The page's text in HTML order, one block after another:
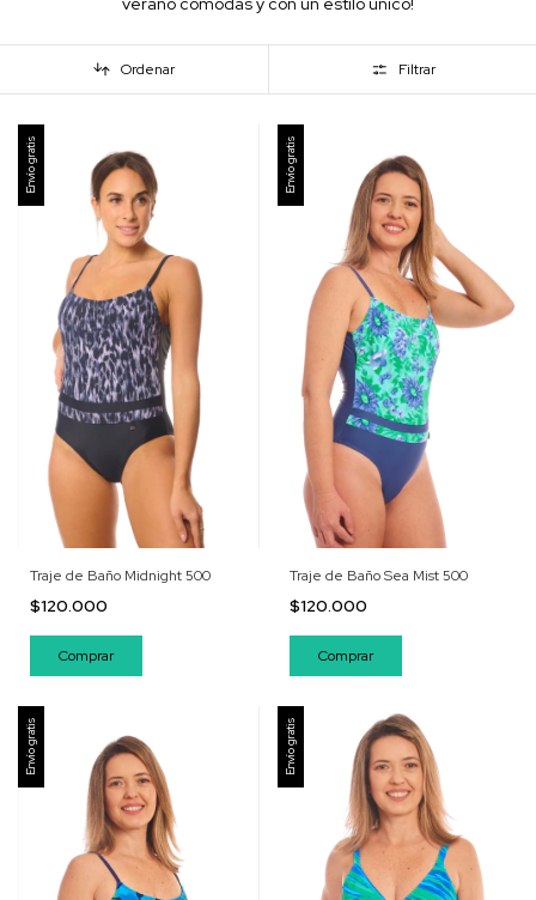
Ordenar Filtrar
Envío gratis
Traje de Baño Midnight 500
$120.000
Comprar
Envío gratis
Traje de Baño Sea Mist 500
$120.000
Comprar
Envío gratis Envío gratis